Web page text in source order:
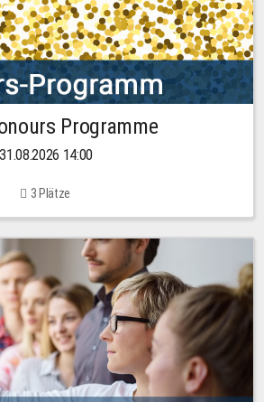
Programme
14:00
3 Plätze